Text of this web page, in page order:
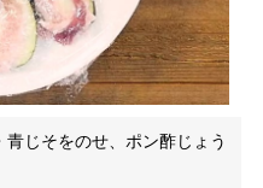
じそをのせ、ポン酢じょう